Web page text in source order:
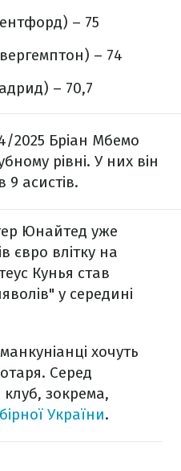
– 75
– 74
– 70,7
2025 Бріан Мбемо
рівні. У них він
9 асистів.
Юнайтед уже
євро влітку на
Кунья став
у середині
хочуть
Серед
клуб, зокрема,
України.